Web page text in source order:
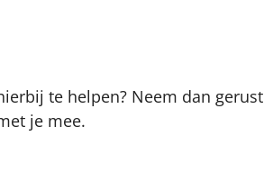
te helpen? Neem dan gerust
je mee.